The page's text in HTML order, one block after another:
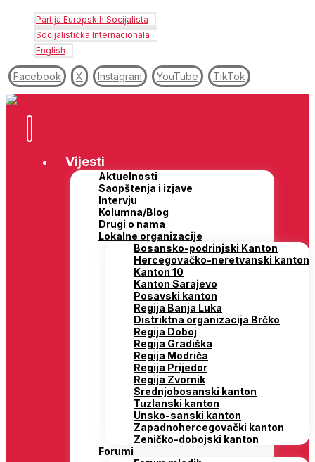
Partija Europskih Socijalista
Socijalistička Internacionala
English
Facebook X Instagram YouTube TikTok
Vijesti
Aktuelnosti
Saopštenja i izjave
Intervju
Kolumna/Blog
Drugi o nama
Lokalne organizacije
Bosansko-podrinjski Kanton
Hercegovačko-neretvanski kanton
Kanton 10
Kanton Sarajevo
Posavski kanton
Regija Banja Luka
Distriktna organizacija Brčko
Regija Doboj
Regija Gradiška
Regija Modriča
Regija Prijedor
Regija Zvornik
Srednjobosanski kanton
Tuzlanski kanton
Unsko-sanski kanton
Zapadnohercegovački kanton
Zeničko-dobojski kanton
Forumi